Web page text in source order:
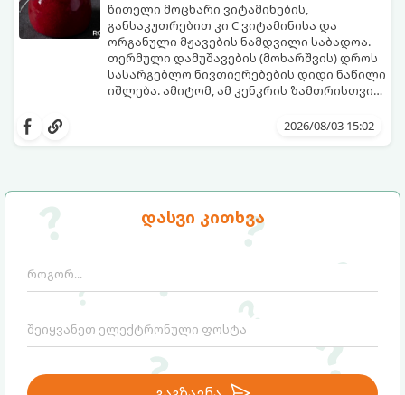
დასვი კითხვა
წითელი მოცხარი ვიტამინების,
განსაკუთრებით კი C ვიტამინისა და
ორგანული მჟავების ნამდვილი საბადოა.
თერმული დამუშავების (მოხარშვის) დროს
სასარგებლო ნივთიერებების დიდი ნაწილი
იშლება. ამიტომ, ამ კენკრის ზამთრისთვის
მომზადებაა - მოხარშვის გარეშე.
ბუნებრივ, კაშკაშა გემოს, არომატს და
2026/08/03 15:02